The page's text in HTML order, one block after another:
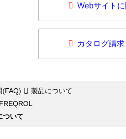
Webサイト
カタログ請求
(FAQ)
製品について
ついて